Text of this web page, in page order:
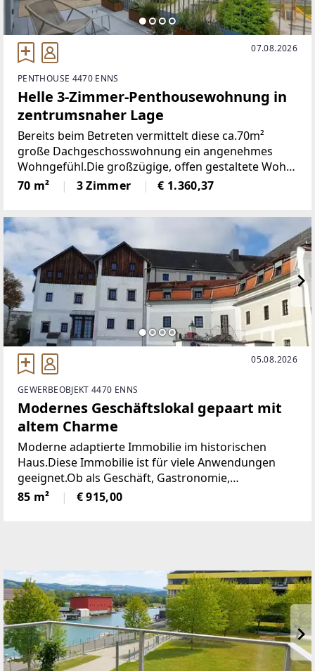
07.08.2026
PENTHOUSE 4470 ENNS
Helle 3-Zimmer-Penthousewohnung in
zentrumsnaher Lage
Bereits beim Betreten vermittelt diese ca.70m²
große Dachgeschosswohnung ein angenehmes
Wohngefühl.Die großzügige, offen gestaltete Wohn-
Essküche mit direktem Zugang zur Dachterrasse
bildet den Mittelpunkt der Wohnung und schafft ein
70 m² 3 Zimmer € 1.360,37
05.08.2026
GEWERBEOBJEKT 4470 ENNS
Modernes Geschäftslokal gepaart mit
altem Charme
Moderne adaptierte Immobilie im historischen
Haus.Diese Immobilie ist für viele Anwendungen
geeignet.Ob als Geschäft, Gastronomie,
Vereinslokal, Büro, Ordination oder Lager ....Das
Erdgeschoß hell mit großen Glaselementen und im
85 m² € 915,00